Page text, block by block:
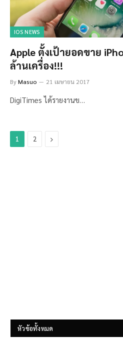
IOS NEWS
Apple ตั้งเป้ายอดขาย
ล้านเครื่อง!!!
ByMasuo 21 เมษายน 2017
DigiTimes ได้รายงานข…
1 2 Next
หัวข้อทั้งหมด